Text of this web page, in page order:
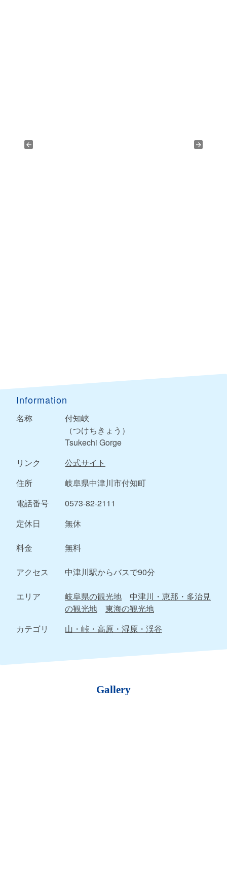
Information
名称
付知峡
（つけちきょう）
Tsukechi Gorge
リンク
公式サイト
住所
岐阜県中津川市付知町
電話番号
0573-82-2111
定休日
無休
料金 無料
アクセス 中津川駅からバスで90分
エリア 岐阜県の観光地
中津川・恵那・多治見
の観光地
東海の観光地
カテゴリ
山・峠・高原・湿原・渓谷
Gallery